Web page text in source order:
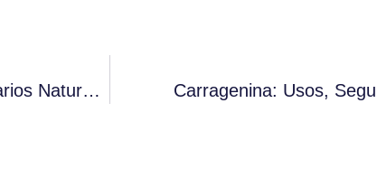
Goma Éster: Nueva Selección De Aditivos Alimentarios Naturales, Seguros Y Multifuncionales. Carragenina: Usos,